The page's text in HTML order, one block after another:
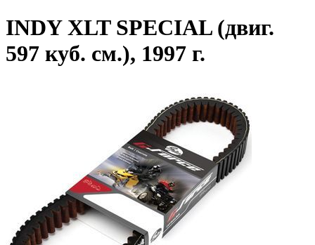
INDY XLT SPECIAL (двиг.
597 куб. см.), 1997 г.